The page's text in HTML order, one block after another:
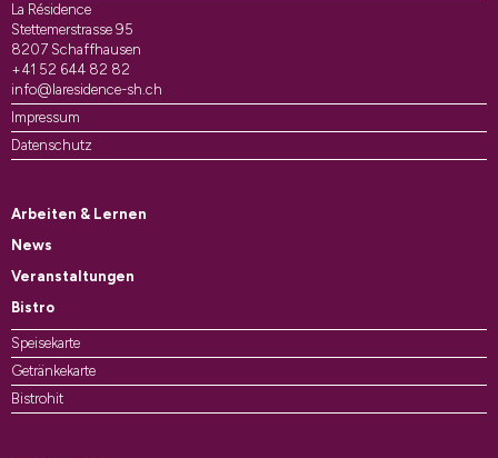
La Résidence
Stettemerstrasse 95
8207 Schaffhausen
+41 52 644 82 82
info@laresidence-sh.ch
Impressum
Datenschutz
Arbeiten & Lernen
News
Veranstaltungen
Bistro
Speisekarte
Getränkekarte
Bistrohit